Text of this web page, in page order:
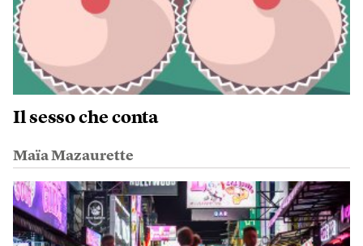
Il sesso che conta
Maïa Mazaurette